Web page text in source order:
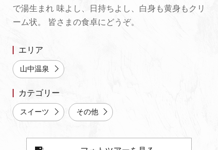
加賀 旅先納税
FAQ
パンフレットダウンロード
写真ダウンロード
よくあるご質問・お問い合わせ
で湯生まれ 味よし、日持ちよし、白身も黄身もクリ
ーム状。 皆さまの食卓にどうぞ。
エリア
山中温泉
カテゴリー
スイーツ その他